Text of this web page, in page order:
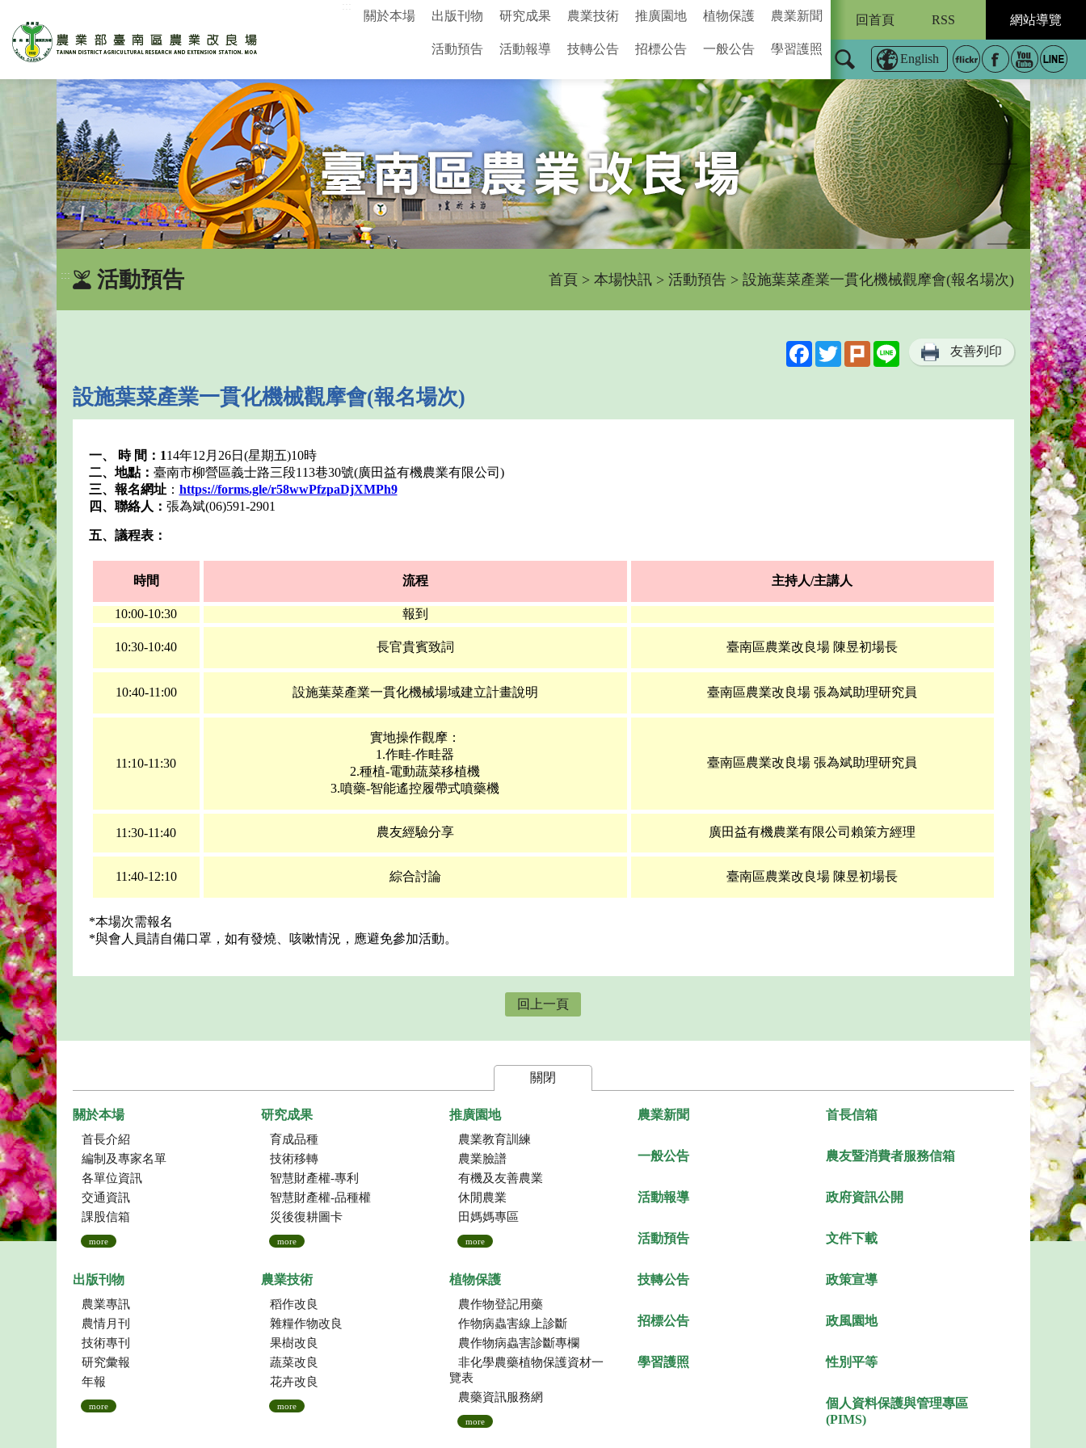
區
關於本場 出版刊物 研究成果 農業技術 推廣園地 植物保護 農業新聞
活動預告 活動報導 技轉公告 招標公告 一般公告 學習護照
回首頁 RSS 網站導覽
English
::: 活動預告 首頁 > 本場快訊> 活動預告> 設施葉菜產業一貫化機械觀摩會(報名場次)
Facebook
TwitterPlurk Line 友善列印
設施葉菜產業一貫化機械觀摩會(報名場次)
一、 時 間：114年12月26日(星期五)10時
二、地點： 臺南市柳營區義士路三段113巷30號(廣田益有機農業有限公司)
三、報名網址： https://forms.gle/r58wwPfzpaDjXMPh9
四、聯絡人： 張為斌(06)591-2901
五、議程表：
時間 流程 主持人/主講人
10:00-10:30 報到
10:30-10:40 長官貴賓致詞 臺南區農業改良場 陳昱初場長
10:40-11:00 設施葉菜產業一貫化機械場域建立計畫說明 臺南區農業改良場 張為斌助理研究員
11:10-11:30
實地操作觀摩：
1.作畦-作畦器
2.種植-電動蔬菜移植機
3.噴藥-智能遙控履帶式噴藥機
臺南區農業改良場 張為斌助理研究員
11:30-11:40 農友經驗分享 廣田益有機農業有限公司賴策方經理
11:40-12:10 綜合討論 臺南區農業改良場 陳昱初場長
*本場次需報名
*與會人員請自備口罩，如有發燒、咳嗽情況，應避免參加活動。
回上一頁
關閉
關於本場
首長介紹
編制及專家名單
各單位資訊
交通資訊
課股信箱
more
出版刊物
農業專訊
農情月刊
技術專刊
研究彙報
年報
more
研究成果
育成品種
技術移轉
智慧財產權-專利
智慧財產權-品種權
災後復耕圖卡
more
農業技術
稻作改良
雜糧作物改良
果樹改良
蔬菜改良
花卉改良
more
推廣園地
農業教育訓練
農業臉譜
有機及友善農業
休閒農業
田媽媽專區
more
植物保護
農作物登記用藥
作物病蟲害線上診斷
農作物病蟲害診斷專欄
非化學農藥植物保護資材一
覽表
農藥資訊服務網
more
農業新聞
一般公告
活動報導
活動預告
技轉公告
招標公告
學習護照
首長信箱
農友暨消費者服務信箱
政府資訊公開
文件下載
政策宣導
政風園地
性別平等
個人資料保護與管理專區
(PIMS)